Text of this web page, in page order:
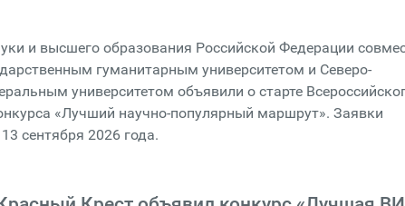
и высшего образования Российской Федерации
гуманитарным университетом и Северо-
университетом объявили о старте
«Лучший научно-популярный маршрут». Заявки
сентября 2026 года.